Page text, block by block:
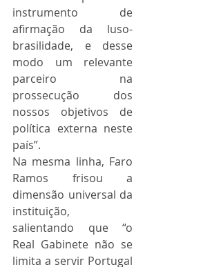
instrumento de
afirmação da luso-
brasilidade, e desse
modo um relevante
parceiro na
prossecução dos
nossos objetivos de
política externa neste
país”.
Na mesma linha, Faro
Ramos frisou a
dimensão universal da
instituição,
salientando que “o
Real Gabinete não se
limita a servir Portugal